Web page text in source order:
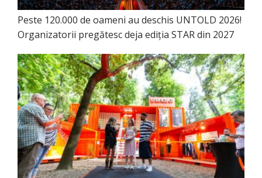
Peste 120.000 de oameni au deschis UNTOLD 2026!
Organizatorii pregătesc deja ediția STAR din 2027